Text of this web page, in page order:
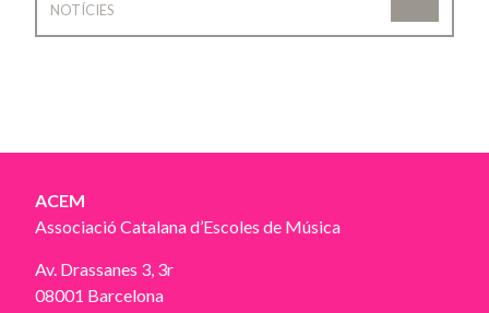
NOTÍCIES
ACEM
Associació Catalana d’Escoles de Música
Av. Drassanes 3, 3r
08001 Barcelona